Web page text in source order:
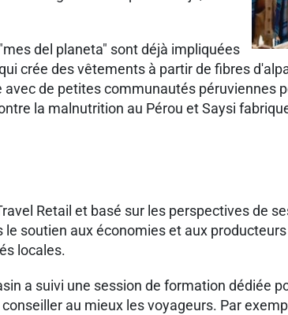
del planeta" sont déjà impliquées
crée des vêtements à partir de fibres
de petites communautés péruviennes
la malnutrition au Pérou et Saysi
Retail et basé sur les perspectives de
le soutien aux économies et aux
locales.
a suivi une session de formation dédiée
au mieux les voyageurs. Par